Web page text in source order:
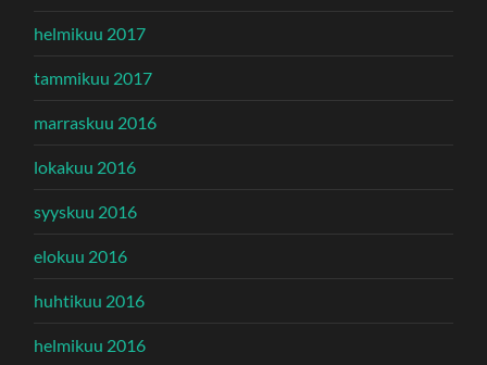
helmikuu 2017
tammikuu 2017
marraskuu 2016
lokakuu 2016
syyskuu 2016
elokuu 2016
huhtikuu 2016
helmikuu 2016